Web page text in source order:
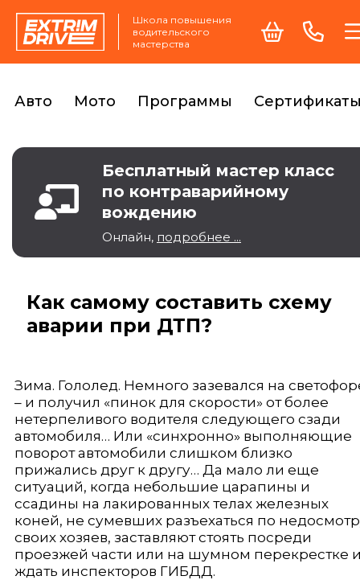
Школа повышения
водительского
мастерства
Авто Мото Программы
Бесплатный мастер класс
по контраварийному
вождению
Онлайн, подробнее ...
Как самому составить схему
аварии при ДТП?
Зима. Гололед. Немного зазевался на
– и получил «пинок для скорости» от более
нетерпеливого водителя следующего сзади
автомобиля… Или «синхронно» выполняющие
поворот автомобили слишком близко
прижались друг к другу… Да мало ли еще
ситуаций, когда небольшие царапины и
ссадины на лакированных телах железных
коней, не сумевших разъехаться по
своих хозяев, заставляют стоять посреди
проезжей части или на шумном перекрестке
ждать инспекторов ГИБДД.